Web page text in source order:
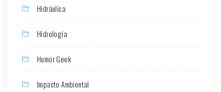
Hidráulica
Hidrología
Humor Geek
Impacto Ambiental